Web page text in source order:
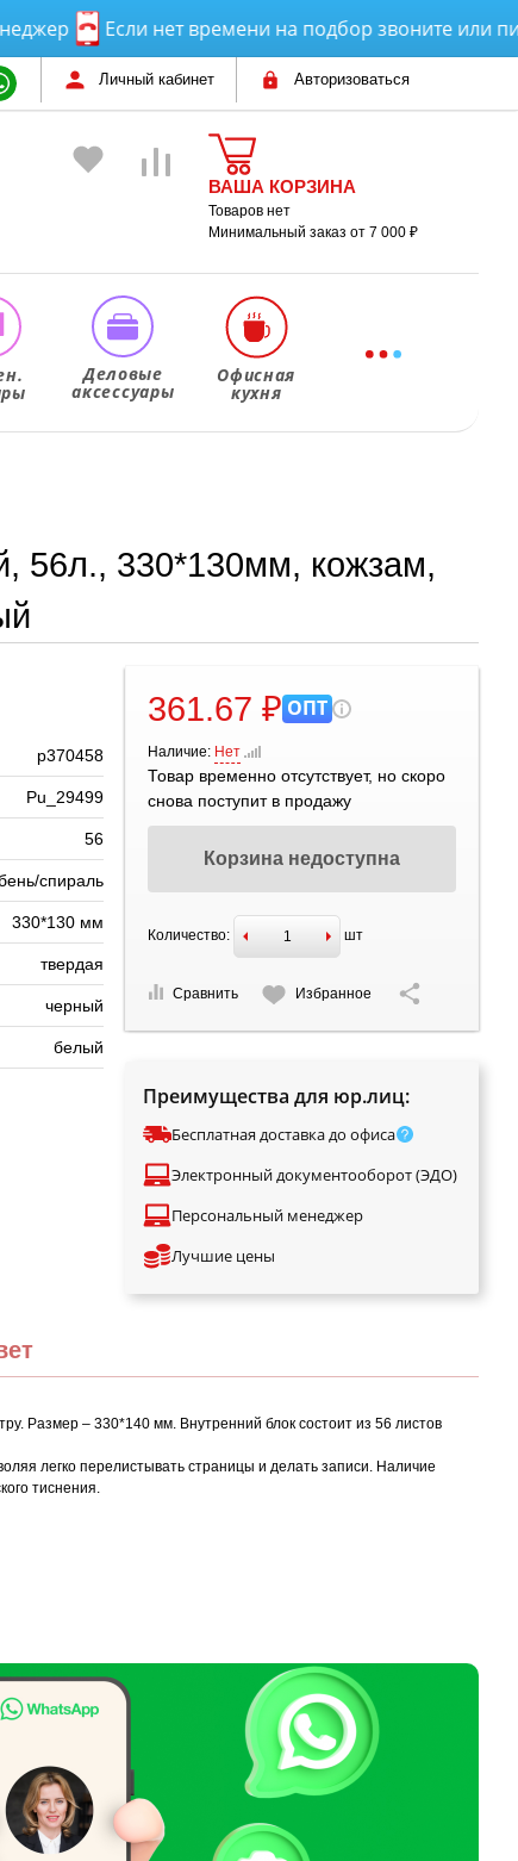
Если нет времени на подбор звоните или
Личный кабинет Авторизоваться
ВАША КОРЗИНА
Товаров нет
Минимальный заказ от 7 000 ₽
Деловые
аксессуары
Офисная
кухня
56л., 330*130мм, кожзам,
р370458
Pu_29499
56
спираль
330*130 мм
твердая
черный
белый
361.67 ₽ ОПТ
Наличие: Нет
Товар временно отсутствует, но скоро
снова поступит в продажу
Корзина недоступна
Количество: шт
Сравнить Избранное
Преимущества для юр.лиц:
Бесплатная доставка до офиса
Электронный документооборот (ЭДО)
Персональный менеджер
Лучшие цены
Размер – 330*140 мм. Внутренний блок состоит из 56 листов
легко перелистывать страницы и делать записи. Наличие
тиснения.